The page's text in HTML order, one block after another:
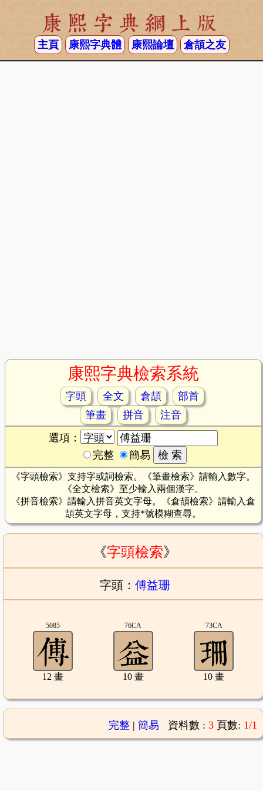
康熙字典網上版
主頁 康熙字典體 康熙論壇 倉頡之友
康熙字典檢索系統
字頭 全文 倉頡
部首
筆畫
拼音
注音
選項：
完整
簡易
《字頭檢索》支持字或詞檢索。《筆畫檢索》請輸入數字。
《全文檢索》至少輸入兩個漢字。
《拼音檢索》請輸入拼音英文字母。《倉頡檢索》請輸入倉
頡英文字母，支持*號模糊查尋。
《字頭檢索》
字頭： 傅益珊
5085
12 畫
76CA
10 畫
73CA
10 畫
完整| 簡易 資料數 : 3 頁數: 1/1